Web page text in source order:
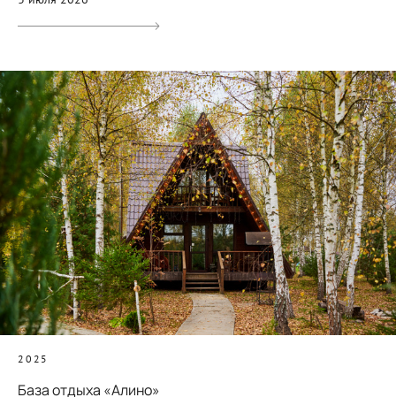
2025
База отдыха «Алино»